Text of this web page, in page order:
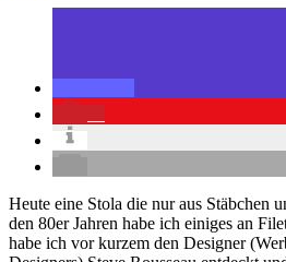
Heute eine Stola die nur aus Stäbchen
den 80er Jahren habe ich einiges an
habe ich vor kurzem den Designer